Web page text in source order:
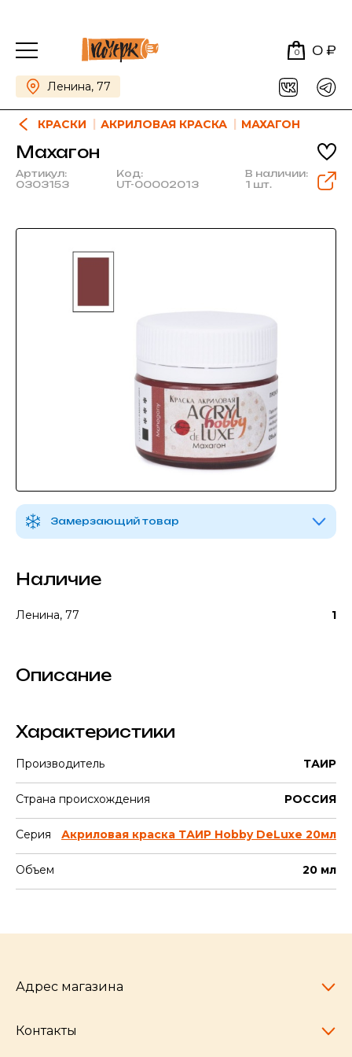
0 0 ₽
Ленина, 77
КРАСКИ АКРИЛОВАЯ КРАСКА МАХАГОН
Махагон
Артикул:
0303153
Код:
UT-00002013
В наличии:
1 шт.
Замерзающий товар
Наличие
Ленина, 77 1
Описание
Характеристики
Производитель ТАИР
Страна происхождения РОССИЯ
Серия Акриловая краска ТАИР Hobby DeLuxe 20мл
Объем 20 мл
Адрес магазина
Челябинск,
Контакты